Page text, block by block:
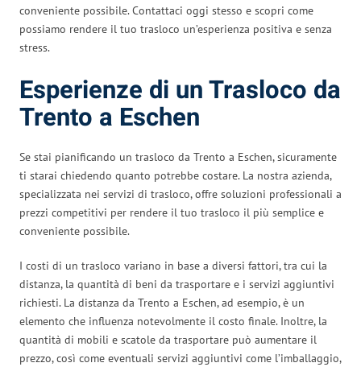
conveniente possibile. Contattaci oggi stesso e scopri come
possiamo rendere il tuo trasloco un’esperienza positiva e senza
stress.
Esperienze di un Trasloco da
Trento a Eschen
Se stai pianificando un trasloco da Trento a Eschen, sicuramente
ti starai chiedendo quanto potrebbe costare. La nostra azienda,
specializzata nei servizi di trasloco, offre soluzioni professionali a
prezzi competitivi per rendere il tuo trasloco il più semplice e
conveniente possibile.
I costi di un trasloco variano in base a diversi fattori, tra cui la
distanza, la quantità di beni da trasportare e i servizi aggiuntivi
richiesti. La distanza da Trento a Eschen, ad esempio, è un
elemento che influenza notevolmente il costo finale. Inoltre, la
quantità di mobili e scatole da trasportare può aumentare il
prezzo, così come eventuali servizi aggiuntivi come l’imballaggio,